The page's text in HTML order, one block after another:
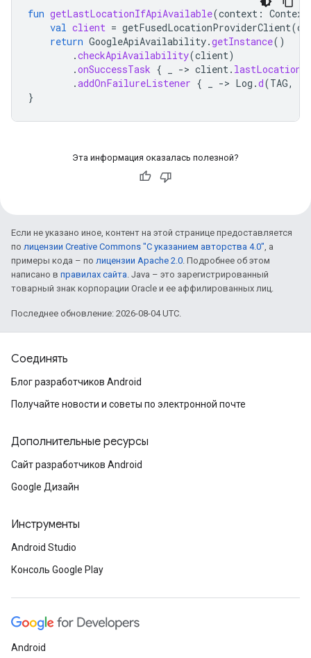
fun getLastLocationIfApiAvailable(context :
val client = getFusedLocationProviderClient(
return GoogleApiAvailability.getInstance()
.checkApiAvailability(client)
.onSuccessTask { -> client. lastLocation
.addOnFailureListener { -> Log .d(TAG,
}
Эта информация оказалась полезной?
Если не указано иное, контент на этой странице предоставляется
по лицензии Creative Commons "С указанием авторства 4.0", а
примеры кода – по лицензии Apache 2.0. Подробнее об этом
написано в правилах сайта. Java – это зарегистрированный
товарный знак корпорации Oracle и ее аффилированных лиц.
Последнее обновление: 2026-08-04 UTC.
Соединять
Блог разработчиков Android
Получайте новости и советы по электронной почте
Дополнительные ресурсы
Сайт разработчиков Android
Google Дизайн
Инструменты
Android Studio
Консоль Google Play
Android